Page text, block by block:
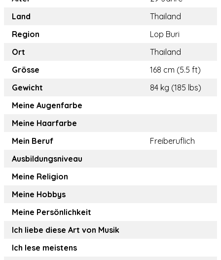
Land
Thailand
Region
Lop Buri
Ort
Thailand
Grösse
168 cm (5.5 ft)
Gewicht
84 kg (185 lbs)
Meine Augenfarbe
Meine Haarfarbe
Mein Beruf
Freiberuflich
Ausbildungsniveau
Meine Religion
Meine Hobbys
Meine Persönlichkeit
Ich liebe diese Art von Musik
Ich lese meistens